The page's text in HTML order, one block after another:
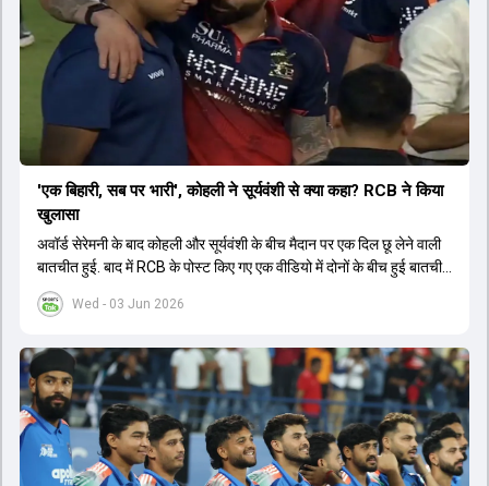
Wed - 03 Jun 2026
'एक बिहारी, सब पर भारी', कोहली ने सूर्यवंशी से क्या कहा? RCB ने किया
खुलासा
अवॉर्ड सेरेमनी के बाद कोहली और सूर्यवंशी के बीच मैदान पर एक दिल छू लेने वाली
बातचीत हुई. बाद में RCB के पोस्ट किए गए एक वीडियो में दोनों के बीच हुई बातचीत
का खुलासा हुआ.